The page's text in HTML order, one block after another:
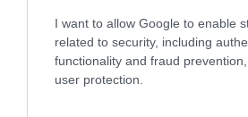
I want to allow Google to enable
related to security, including
functionality and fraud
user protection.